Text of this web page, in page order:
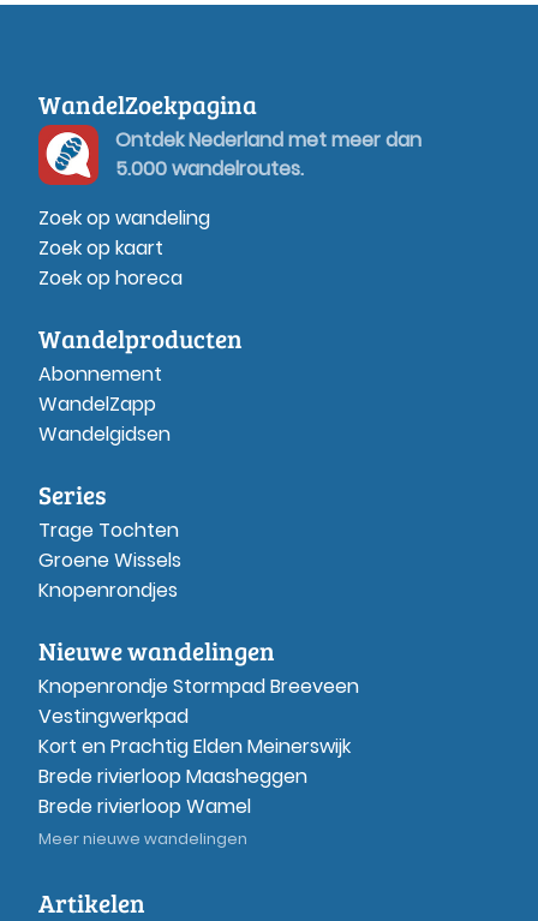
WandelZoekpagina
Ontdek Nederland met meer dan
5.000 wandelroutes.
Zoek op wandeling
Zoek op kaart
Zoek op horeca
Wandelproducten
Abonnement
WandelZapp
Wandelgidsen
Series
Trage Tochten
Groene Wissels
Knopenrondjes
Nieuwe wandelingen
Knopenrondje Stormpad Breeveen
Vestingwerkpad
Kort en Prachtig Elden Meinerswijk
Brede rivierloop Maasheggen
Brede rivierloop Wamel
Meer nieuwe wandelingen
Artikelen